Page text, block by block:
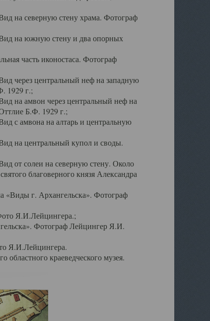
на северную стену храма. Фотограф
на южную стену и два опорных
часть иконостаса. Фотограф
через центральный неф на западную
1929 г.;
на амвон через центральный неф на
Б.Ф. 1929 г.;
с амвона на алтарь и центральную
на центральный купол и своды.
от солеи на северную стену. Около
благоверного князя Александра
г. Архангельска». Фотограф
Я.И.Лейцингера.;
Фотограф Лейцингер Я.И.
Я.И.Лейцингера.
краеведческого музея.